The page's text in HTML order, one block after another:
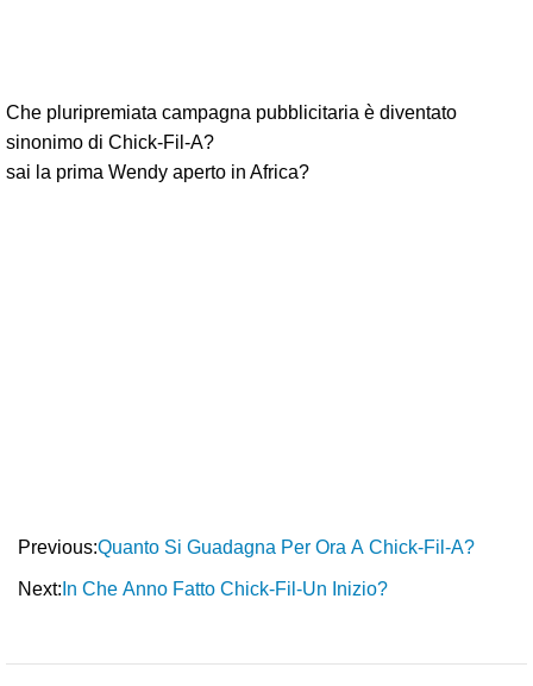
Che pluripremiata campagna pubblicitaria è diventato
sinonimo di Chick-Fil-A?
sai la prima Wendy aperto in Africa?
Previous:Quanto Si Guadagna Per Ora A Chick-Fil-A?
Next: In Che Anno Fatto Chick-Fil-Un Inizio?